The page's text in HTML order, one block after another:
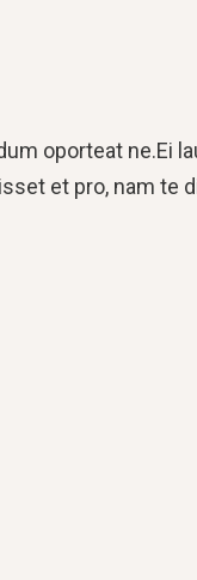
oporteat ne.Ei
et pro, nam te